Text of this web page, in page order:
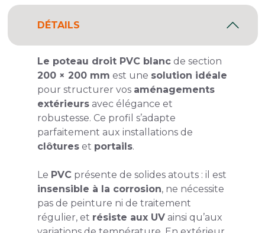
DÉTAILS
Le poteau droit PVC blancde section
200 × 200 mm est une solution idéale
pour structurer vos aménagements
extérieursavec élégance et
robustesse. Ce profil s’adapte
parfaitement aux installations de
clôtureset portails.
Le PVCprésente de solides atouts : il est
insensible à la corrosion, ne nécessite
pas de peinture ni de traitement
régulier, et résiste aux UVainsi qu’aux